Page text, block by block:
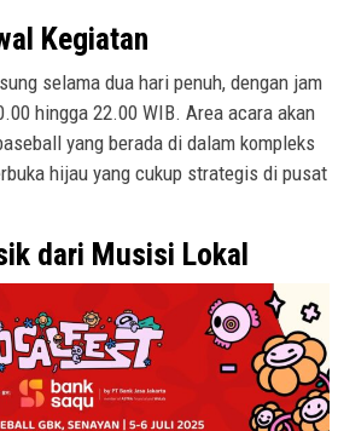
Kegiatan
selama dua hari penuh, dengan jam
hingga 22.00 WIB. Area acara akan
yang berada di dalam kompleks
hijau yang cukup strategis di pusat
dari Musisi Lokal